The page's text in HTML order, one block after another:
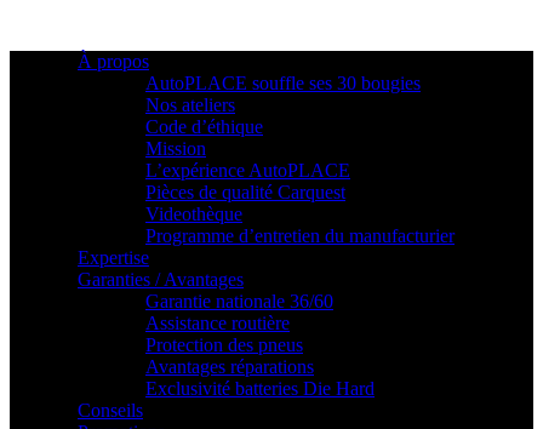
À propos
AutoPLACE souffle ses 30 bougies
Nos ateliers
Code d’éthique
Mission
L’expérience AutoPLACE
Pièces de qualité Carquest
Videothèque
Programme d’entretien du manufacturier
Expertise
Garanties / Avantages
Garantie nationale 36/60
Assistance routière
Protection des pneus
Avantages réparations
Exclusivité batteries Die Hard
Conseils